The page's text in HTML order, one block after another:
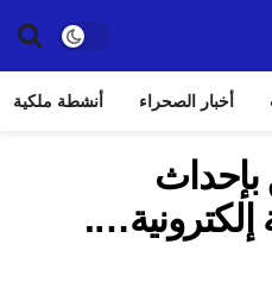
أخبار الصحراء أنشطة ملكية
بإحداث
إلكترونية….